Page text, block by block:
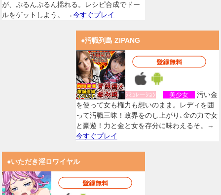
が、ぷるんぷるん揺れる。レシピ合成でドー
ルをゲットしよう。 →今すぐプレイ
●汚職列島 ZIPANG
ｼﾐｭﾚーｼｮﾝ 美少女
汚い金
を使って女も権力も想いのまま。レディを囲
って汚職三昧！政界をのし上がり､金の力で女
と豪遊！力と金と女を存分に味わえるそ。→
今すぐプレイ
●いただき淫ロワイヤル